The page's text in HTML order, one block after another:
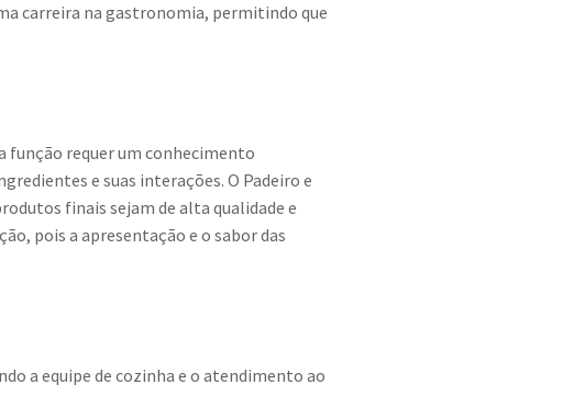
carreira na gastronomia, permitindo que
função requer um conhecimento
e suas interações. O Padeiro e
finais sejam de alta qualidade e
pois a apresentação e o sabor das
a equipe de cozinha e o atendimento ao